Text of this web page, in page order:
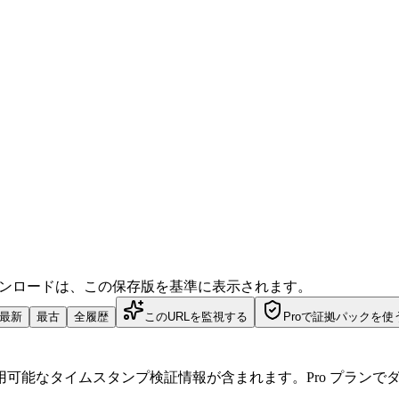
ロードは、この保存版を基準に表示されます。
最新 最古 全履歴 このURLを監視する Proで証拠パックを使
能なタイムスタンプ検証情報が含まれます。Pro プランで